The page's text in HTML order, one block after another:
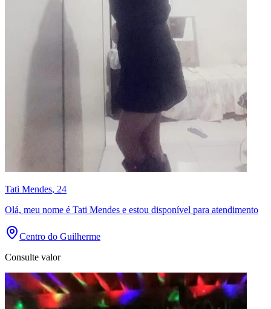
Tati Mendes, 24
Olá, meu nome é Tati Mendes e estou disponível para atendimento
Centro do Guilherme
Consulte valor